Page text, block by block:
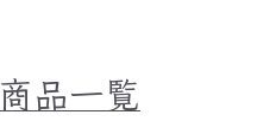
商品一覧